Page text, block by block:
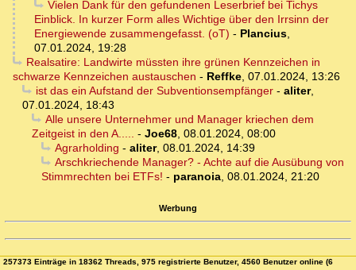
Vielen Dank für den gefundenen Leserbrief bei Tichys
Einblick. In kurzer Form alles Wichtige über den Irrsinn der
Energiewende zusammengefasst. (oT) - Plancius,
07.01.2024, 19:28
Realsatire: Landwirte müssten ihre grünen Kennzeichen in
schwarze Kennzeichen austauschen - Reffke, 07.01.2024, 13:26
ist das ein Aufstand der Subventionsempfänger- aliter,
07.01.2024, 18:43
Alle unsere Unternehmer und Manager kriechen dem
Zeitgeist in den A..... - Joe68, 08.01.2024, 08:00
Agrarholding - aliter, 08.01.2024, 14:39
Arschkriechende Manager? - Achte auf die Ausübung von
Stimmrechten bei ETFs! - paranoia, 08.01.2024, 21:20
Werbung
257373 Einträge in 18362 Threads, 975 registrierte Benutzer, 4560 Benutzer online (6